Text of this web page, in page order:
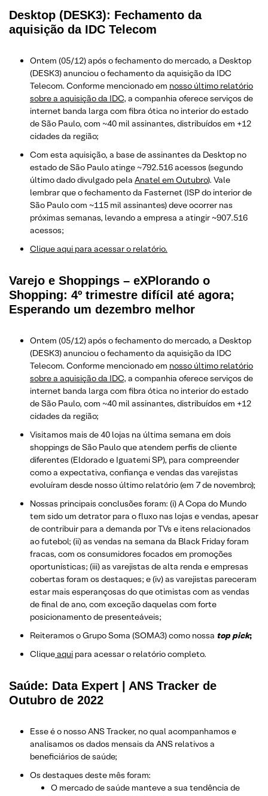
Desktop (DESK3): Fechamento da
aquisição da IDC Telecom
Ontem (05/12) após o fechamento do mercado, a Desktop
(DESK3) anunciou o fechamento da aquisição da IDC
Telecom. Conforme mencionado em nosso último relatório
sobre a aquisição da IDC, a companhia oferece serviços de
internet banda larga com fibra ótica no interior do estado
de São Paulo, com ~40 mil assinantes, distribuídos em +12
cidades da região;
Com esta aquisição, a base de assinantes da Desktop no
estado de São Paulo atinge ~792.516 acessos (segundo
último dado divulgado pela Anatel em Outubro). Vale
lembrar que o fechamento da Fasternet (ISP do interior de
São Paulo com ~115 mil assinantes) deve ocorrer nas
próximas semanas, levando a empresa a atingir ~907.516
acessos;
Clique aqui para acessar o relatório.
Varejo e Shoppings – eXPlorando o
Shopping: 4º trimestre difícil até agora;
Esperando um dezembro melhor
Ontem (05/12) após o fechamento do mercado, a Desktop
(DESK3) anunciou o fechamento da aquisição da IDC
Telecom. Conforme mencionado em nosso último relatório
sobre a aquisição da IDC, a companhia oferece serviços de
internet banda larga com fibra ótica no interior do estado
de São Paulo, com ~40 mil assinantes, distribuídos em +12
cidades da região;
Visitamos mais de 40 lojas na última semana em dois
shoppings de São Paulo que atendem perfis de cliente
diferentes (Eldorado e Iguatemi SP), para compreender
como a expectativa, confiança e vendas das varejistas
evoluíram desde nosso último relatório (em 7 de novembro);
Nossas principais conclusões foram: (i) A Copa do Mundo
tem sido um detrator para o fluxo nas lojas e vendas, apesar
de contribuir para a demanda por TVs e itens relacionados
ao futebol; (ii) as vendas na semana da Black Friday foram
fracas, com os consumidores focados em promoções
oportunísticas; (iii) as varejistas de alta renda e empresas
cobertas foram os destaques; e (iv) as varejistas pareceram
estar mais esperançosas do que otimistas com as vendas
de final de ano, com exceção daquelas com forte
posicionamento de presenteáveis;
Reiteramos o Grupo Soma (SOMA3) como nossa top pick;
Cliqueaqui para acessar o relatório completo.
Saúde: Data Expert | ANS Tracker de
Outubro de 2022
Esse é o nosso ANS Tracker, no qual acompanhamos e
analisamos os dados mensais da ANS relativos a
beneficiários de saúde;
Os destaques deste mês foram:
O mercado de saúde manteve a sua tendência de